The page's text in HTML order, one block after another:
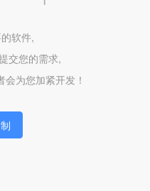
软件,
交您的需求,
为您加紧开发！